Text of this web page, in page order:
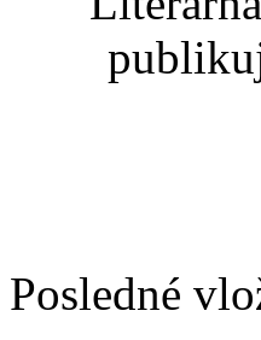
Posledné